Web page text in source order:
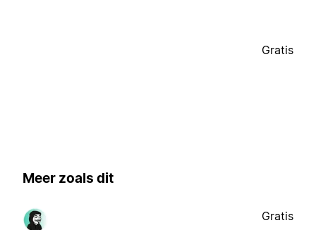
Gratis
Meer zoals dit
Gratis